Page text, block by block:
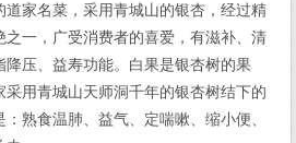
家名菜，采用青城山的银杏，经过精
一，广受消费者的喜爱，有滋补、清
压、益寿功能。白果是银杏树的果
用青城山天师洞千年的银杏树结下的
熟食温肺、益气、定喘嗽、缩小便、